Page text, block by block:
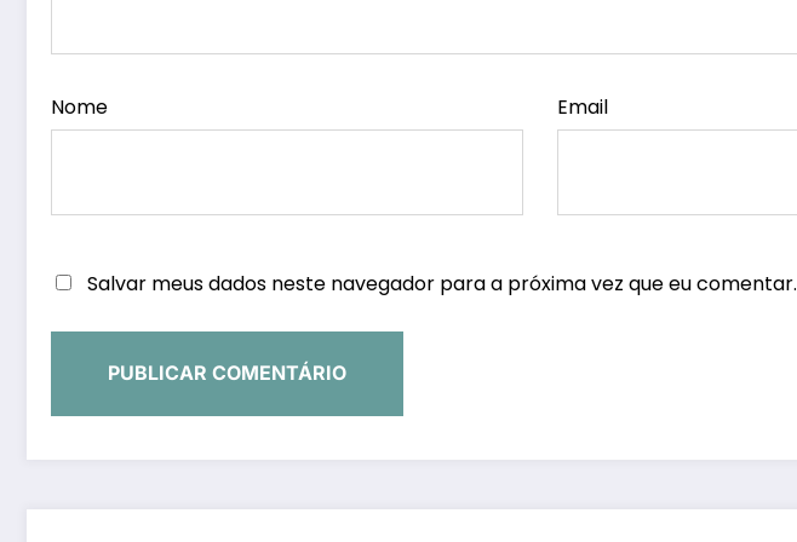
Nome Email
Salvar meus dados neste navegador para a próxima vez que eu comentar.